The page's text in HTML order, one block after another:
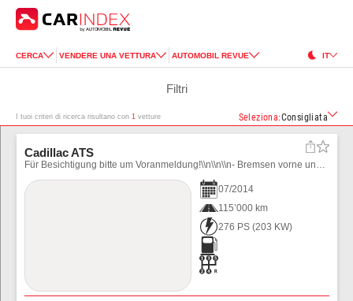
CERCA VENDERE UNA VETTURA AUTOMOBIL REVUE IT
Filtri
I tuoi criteri di ricerca risultano con 1 vetture Seleziona:Consigliata
Cadillac ATS
Für Besichtigung bitte um Voranmeldung!\\n\\n\\n- Bremsen vorne und hinten komplett neu!
07/2014
115’000 km
276 PS (203 KW)